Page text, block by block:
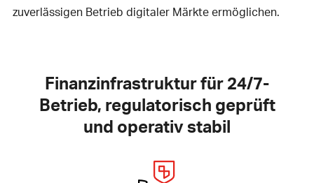
zuverlässigen Betrieb digitaler Märkte ermöglichen.
Finanzinfrastruktur für 24/7-
Betrieb, regulatorisch geprüft
und operativ stabil